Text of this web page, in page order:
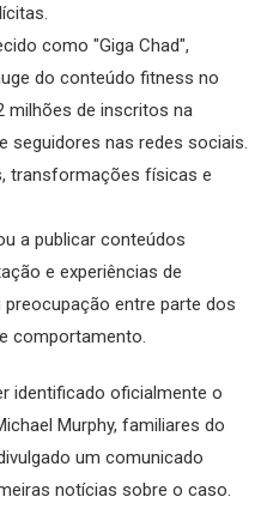
como "Giga Chad",
do conteúdo fitness no
milhões de inscritos na
seguidores nas redes sociais.
transformações físicas e
a publicar conteúdos
e experiências de
entre parte dos
comportamento.
identificado oficialmente o
Murphy, familiares do
um comunicado
notícias sobre o caso.